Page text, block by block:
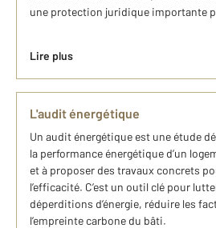
une protection juridique importante
Lire plus
L'audit énergétique
Un audit énergétique est une étude
la performance énergétique d’un
et à proposer des travaux concrets
l’efficacité. C’est un outil clé pour
déperditions d’énergie, réduire les
l’empreinte carbone du bâti.